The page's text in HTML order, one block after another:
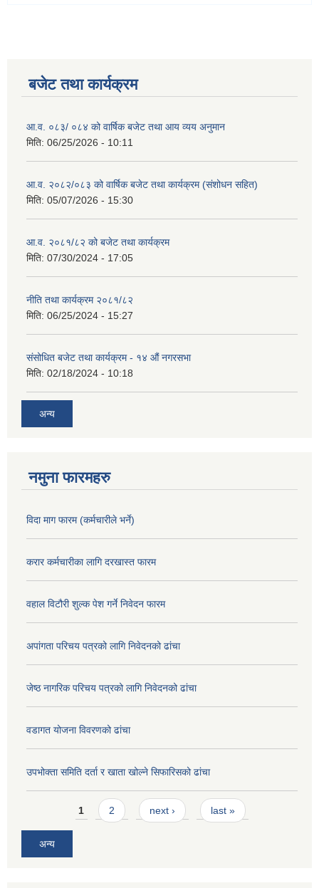
बजेट तथा कार्यक्रम
आ.व. ०८३/ ०८४ को वार्षिक बजेट तथा आय व्यय अनुमान
मिति: 06/25/2026 - 10:11
आ.व. २०८२/०८३ को वार्षिक बजेट तथा कार्यक्रम (संशोधन सहित)
मिति: 05/07/2026 - 15:30
आ.व. २०८१/८२ को बजेट तथा कार्यक्रम
मिति: 07/30/2024 - 17:05
नीति तथा कार्यक्रम २०८१/८२
मिति: 06/25/2024 - 15:27
संसोधित बजेट तथा कार्यक्रम - १४ औं नगरसभा
मिति: 02/18/2024 - 10:18
अन्य
नमुना फारमहरु
विदा माग फारम (कर्मचारीले भर्ने)
करार कर्मचारीका लागि दरखास्त फारम
वहाल विटौरी शुल्क पेश गर्ने निवेदन फारम
अपांगता परिचय पत्रको लागि निवेदनको ढांचा
जेष्ठ नागरिक परिचय पत्रको लागि निवेदनको ढांचा
वडागत योजना विवरणको ढांचा
उपभोक्ता समिति दर्ता र खाता खोल्ने सिफारिसको ढांचा
Pages1 2 next › last »
अन्य